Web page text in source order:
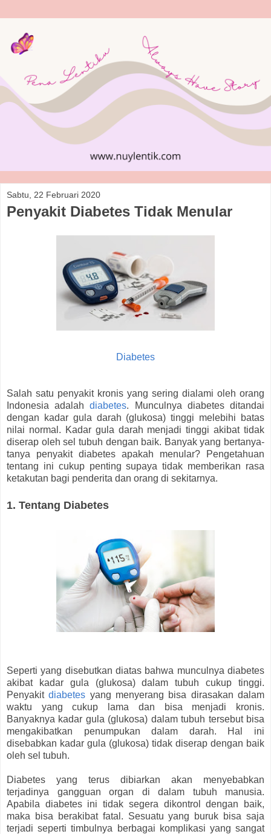
Sabtu, 22 Februari 2020
Penyakit Diabetes Tidak Menular
Diabetes
Salah satu penyakit kronis yang sering dialami oleh orang
Indonesia adalahdiabetes. Munculnya diabetes ditandai
dengan kadar gula darah (glukosa) tinggi melebihi batas
nilai normal. Kadar gula darah menjadi tinggi akibat tidak
diserap oleh sel tubuh dengan baik. Banyak yang bertanya-
tanya penyakit diabetes apakah menular? Pengetahuan
tentang ini cukup penting supaya tidak memberikan rasa
ketakutan bagi penderita dan orang di sekitarnya.
1. Tentang Diabetes
Seperti yang disebutkan diatas bahwa munculnya diabetes
akibat kadar gula (glukosa) dalam tubuh cukup tinggi.
Penyakitdiabetes yang menyerang bisa dirasakan dalam
waktu yang cukup lama dan bisa menjadi kronis.
Banyaknya kadar gula (glukosa) dalam tubuh tersebut bisa
mengakibatkan penumpukan dalam darah. Hal ini
disebabkan kadar gula (glukosa) tidak diserap dengan baik
oleh sel tubuh.
Diabetes yang terus dibiarkan akan menyebabkan
terjadinya gangguan organ di dalam tubuh manusia.
Apabila diabetes ini tidak segera dikontrol dengan baik,
maka bisa berakibat fatal. Sesuatu yang buruk bisa saja
terjadi seperti timbulnya berbagai komplikasi yang sangat